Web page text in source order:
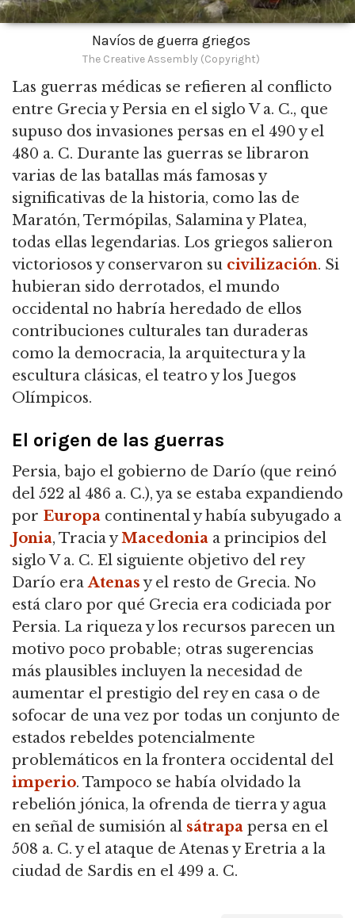
Navíos de guerra griegos
The Creative Assembly (Copyright)
Las guerras médicas se refieren al conflicto
entre Grecia y Persia en el siglo V a. C., que
supuso dos invasiones persas en el 490 y el
480 a. C. Durante las guerras se libraron
varias de las batallas más famosas y
significativas de la historia, como las de
Maratón, Termópilas, Salamina y Platea,
todas ellas legendarias. Los griegos salieron
victoriosos y conservaron su civilización. Si
hubieran sido derrotados, el mundo
occidental no habría heredado de ellos
contribuciones culturales tan duraderas
como la democracia, la arquitectura y la
escultura clásicas, el teatro y los Juegos
Olímpicos.
El origen de las guerras
Persia, bajo el gobierno de Darío (que reinó
del 522 al 486 a. C.), ya se estaba expandiendo
por Europa continental y había subyugado a
Jonia, Tracia yMacedonia a principios del
siglo V a. C. El siguiente objetivo del rey
Darío eraAtenasy el resto de Grecia. No
está claro por qué Grecia era codiciada por
Persia. La riqueza y los recursos parecen un
motivo poco probable; otras sugerencias
más plausibles incluyen la necesidad de
aumentar el prestigio del rey en casa o de
sofocar de una vez por todas un conjunto de
estados rebeldes potencialmente
problemáticos en la frontera occidental del
imperio. Tampoco se había olvidado la
rebelión jónica, la ofrenda de tierra y agua
en señal de sumisión al sátrapa persa en el
508 a. C. y el ataque de Atenas y Eretria a la
ciudad de Sardis en el 499 a. C.